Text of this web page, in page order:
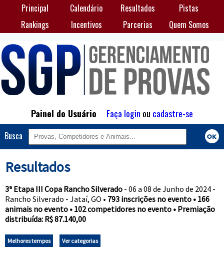
Principal Calendário Resultados
Pistas
Rankings
Incentivos Parcerias Quem Somos
Painel do Usuário Faça login ou cadastre-se
Busca
Resultados
3ª Etapa III Copa Rancho Silverado- 06 a 08 de Junho de 2024 -
Rancho Silverado - Jataí, GO • 793 inscrições no evento • 166
animais no evento • 102 competidores no evento • Premiação
distribuída: R$ 87.140,00
Melhores tempos Ver categorias